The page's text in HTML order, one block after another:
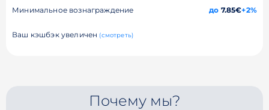
Минимальное вознаграждение до 7.85€+2%
Ваш кэшбэк увеличен (смотреть)
Почему мы?